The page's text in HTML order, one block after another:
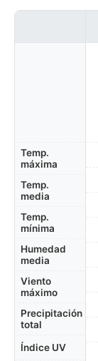
Temp.
máxima
Temp.
media
Temp.
mínima
Humedad
media
Viento
máximo
Precipitación
total
Índice UV